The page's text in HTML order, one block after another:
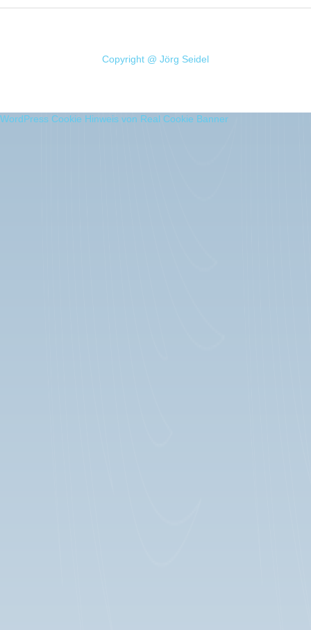
Copyright @ Jörg Seidel
WordPress Cookie Hinweis von Real Cookie Banner